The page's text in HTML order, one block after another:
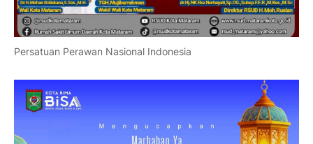
Persatuan Perawan Nasional Indonesia